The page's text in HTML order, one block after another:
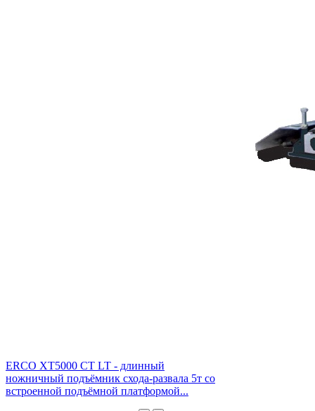
ERCO XT5000 CT LT - длинный
ножничный подъёмник схода-развала 5т со
встроенной подъёмной платформой...